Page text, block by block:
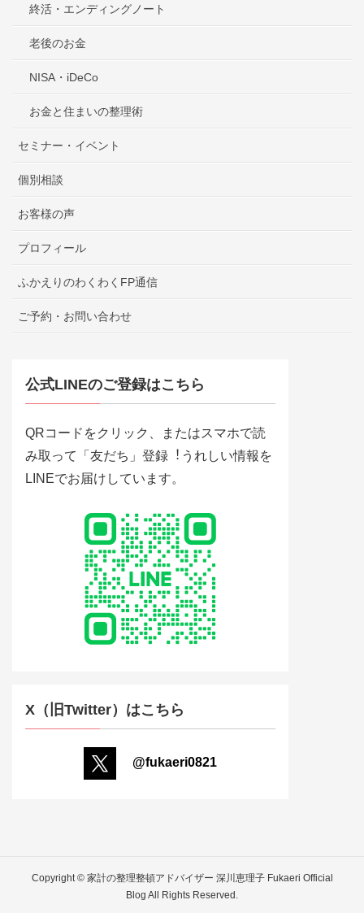
終活・エンディングノート
老後のお金
NISA・iDeCo
お金と住まいの整理術
セミナー・イベント
個別相談
お客様の声
プロフィール
ふかえりのわくわくFP通信
ご予約・お問い合わせ
公式LINEのご登録はこちら
QRコードをクリック、またはスマホで読
み取って「友だち」登録︕うれしい情報を
LINEでお届けしています。
X（旧Twitter）はこちら
@fukaeri0821
Copyright © 家計の整理整頓アドバイザー 深川恵理子 Fukaeri Official
Blog All Rights Reserved.